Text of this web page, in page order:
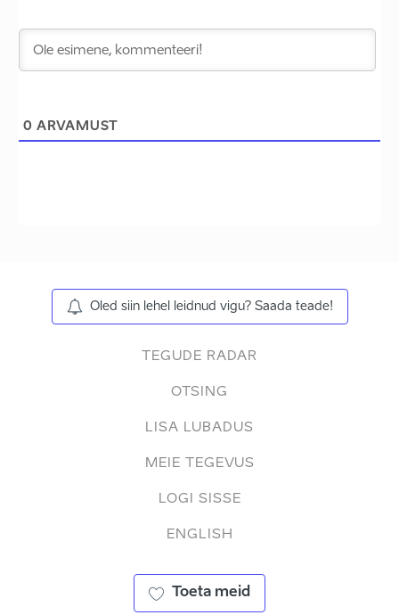
0 ARVAMUST
Oled siin lehel leidnud vigu? Saada teade!
TEGUDE RADAR
OTSING
LISA LUBADUS
MEIE TEGEVUS
LOGI SISSE
ENGLISH
Toeta meid